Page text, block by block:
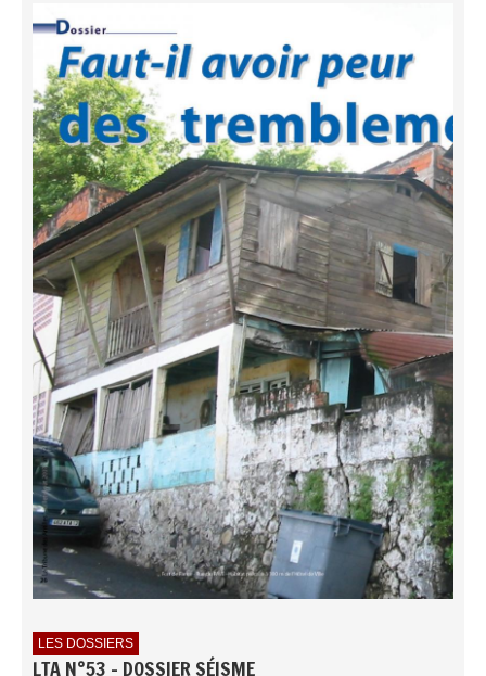
LES DOSSIERS
LTA N°53 - DOSSIER SÉISME